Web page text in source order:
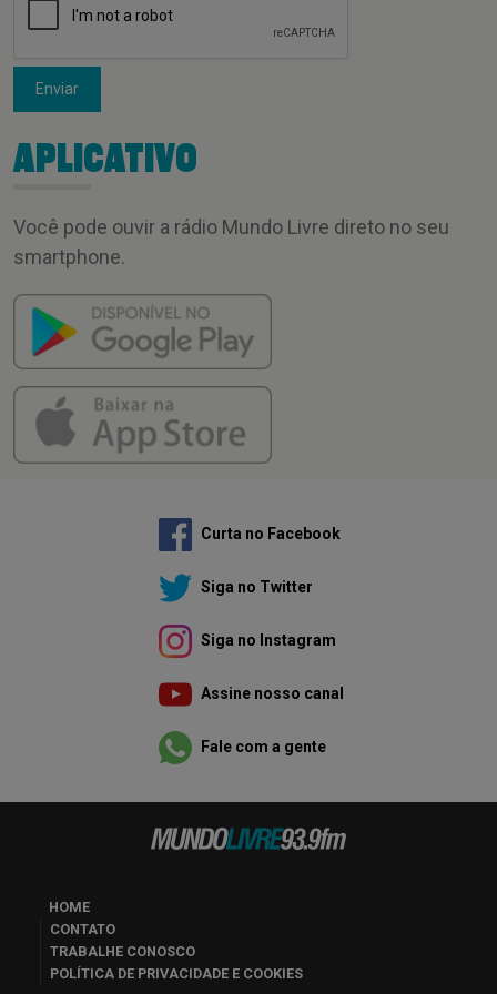
Enviar
APLICATIVO
Você pode ouvir a rádio Mundo Livre direto no seu
smartphone.
Curta no Facebook
Siga no Twitter
Siga no Instagram
Assine nosso canal
Fale com a gente
HOME
CONTATO
TRABALHE CONOSCO
POLÍTICA DE PRIVACIDADE E COOKIES